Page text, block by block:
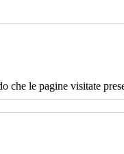
le pagine visitate